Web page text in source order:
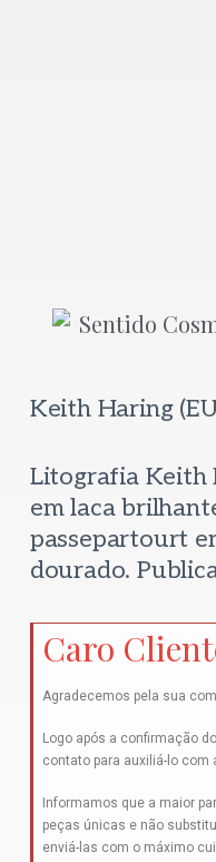
Keith Haring
Litografia Keith
em laca
passepartourt
dourado.
Caro
Agradecemos pela sua
Logo após a confirmação
contato para auxiliá-lo com
Informamos que a maior
peças únicas e não
enviá-las com o máximo